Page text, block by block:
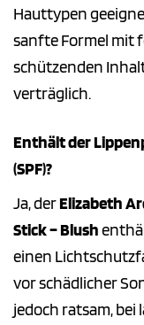
Hauttypen
sanfte Formel mit
schützenden
verträglich.
Enthält der
(SPF)?
Ja, derElizabeth
Stick – Blush
einen
vor schädlicher
jedoch ratsam,